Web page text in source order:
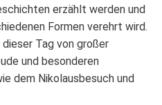
erzählt werden und
Formen verehrt wird.
Tag von großer
und besonderen
dem Nikolausbesuch und